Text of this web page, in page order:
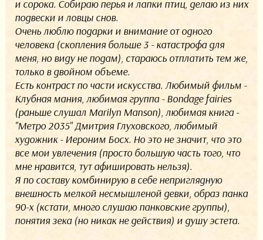
и сорока. Собираю перья и лапки птиц, делаю из них
подвески и ловцы снов.
Очень люблю подарки и внимание от одного
человека (скопления больше 3 - катастрофа для
меня, но виду не подам), стараюсь отплатить тем же,
только в двойном объеме.
Есть контраст по части искусства. Любимый фильм -
Клубная мания, любимая группа - Bondage fairies
(раньше слушал Marilyn Manson), любимая книга -
"Метро 2035" Дмитрия Глуховского, любимый
художник - Иероним Босх. Но это не значит, что это
все мои увлечения (просто большую часть того, что
мне нравится, тут афишировать нельзя).
Я по составу комбинирую в себе неприглядную
внешность мелкой несмышленой девки, образ панка
90-х (кстати, много слушаю панковские группы),
понятия зека (но никак не действия) и душу эстета.